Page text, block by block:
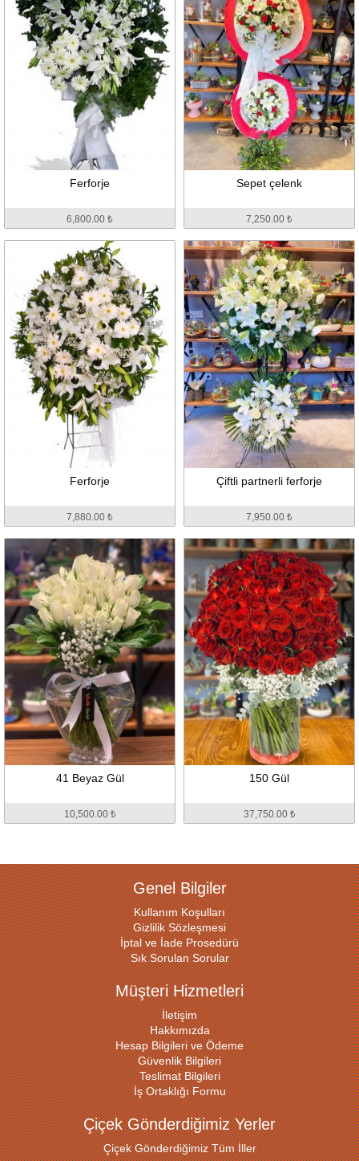
Ferforje
6,800.00 ₺
Sepet çelenk
7,250.00 ₺
Ferforje
7,880.00 ₺
Çiftli partnerli ferforje
7,950.00 ₺
41 Beyaz Gül
10,500.00 ₺
150 Gül
37,750.00 ₺
Genel Bilgiler
Kullanım Koşulları
Gizlilik Sözleşmesi
İptal ve İade Prosedürü
Sık Sorulan Sorular
Müşteri Hizmetleri
İletişim
Hakkımızda
Hesap Bilgileri ve Ödeme
Güvenlik Bilgileri
Teslimat Bilgileri
İş Ortaklığı Formu
Çiçek Gönderdiğimiz Yerler
Çiçek Gönderdiğimiz Tüm İller